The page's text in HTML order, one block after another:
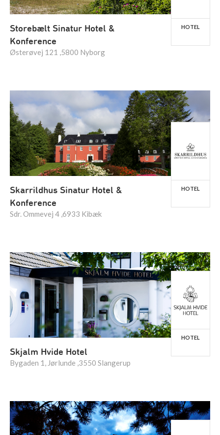
Storebælt Sinatur Hotel &
Konference
Østerøvej 121 ,5800 Nyborg
HOTEL
Skarrildhus Sinatur Hotel &
Konference
Sdr. Ommevej 4 ,6933 Kibæk
HOTEL
Skjalm Hvide Hotel
Bygaden 1, Jørlunde ,3550 Slangerup
HOTEL